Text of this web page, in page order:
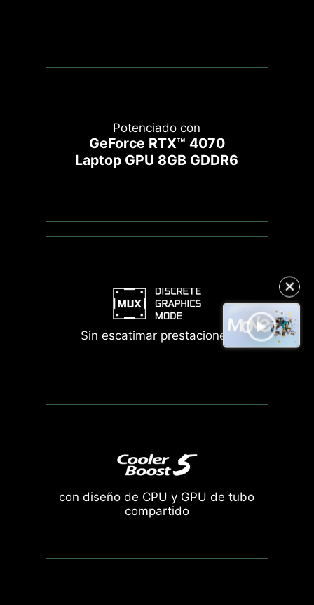
✕
Potenciado con
GeForce RTX™ 4070
Laptop GPU 8GB GDDR6
Sin escatimar prestaciones
con diseño de CPU y GPU de tubo
compartido